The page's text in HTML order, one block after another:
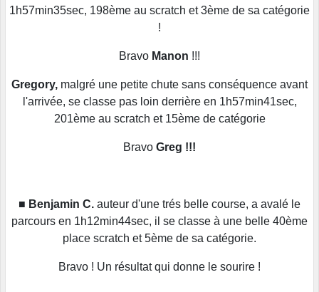
1h57min35sec, 198ème au scratch et 3ème de sa catégorie
!
Bravo Manon !!!
Gregory, malgré une petite chute sans conséquence avant
l'arrivée, se classe pas loin derrière en 1h57min41sec,
201ème au scratch et 15ème de catégorie
Bravo Greg !!!
■ Benjamin C. auteur d'une trés belle course, a avalé le
parcours en 1h12min44sec, il se classe à une belle 40ème
place scratch et 5ème de sa catégorie.
Bravo ! Un résultat qui donne le sourire !